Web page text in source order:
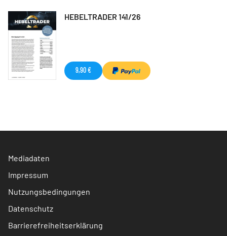
HEBELTRADER 141/26
9,90 €
Mediadaten
Impressum
Nutzungsbedingungen
Datenschutz
Barrierefreiheitserklärung